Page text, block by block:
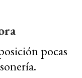
pocas